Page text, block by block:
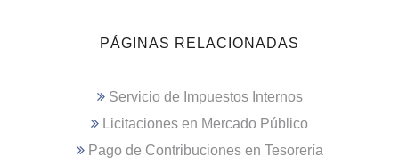
PÁGINAS RELACIONADAS
Servicio de Impuestos Internos
Licitaciones en Mercado Público
Pago de Contribuciones en Tesorería